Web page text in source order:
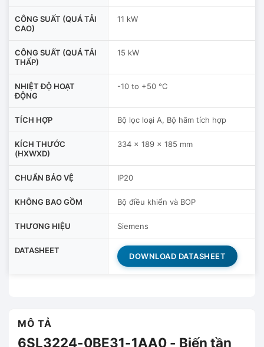
CÔNG SUẤT (QUÁ TẢI
CAO)
11 kW
CÔNG SUẤT (QUÁ TẢI
THẤP)
15 kW
NHIỆT ĐỘ HOẠT
ĐỘNG
-10 to +50 °C
TÍCH HỢP Bộ lọc loại A, Bộ hãm tích hợp
KÍCH THƯỚC
(HXWXD)
334 x 189 x 185 mm
CHUẨN BẢO VỆ IP20
KHÔNG BAO GỒM Bộ điều khiển và BOP
THƯƠNG HIỆU Siemens
DATASHEET
DOWNLOAD DATASHEET
MÔ TẢ
6SL3224-0BE31-1AA0 - Biến tần